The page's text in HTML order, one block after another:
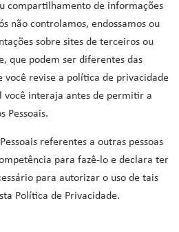
compartilhamento de informações
não controlamos, endossamos ou
sobre sites de terceiros ou
que podem ser diferentes das
você revise a política de privacidade
você interaja antes de permitir a
Pessoais.
referentes a outras pessoas
para fazê-lo e declara ter
para autorizar o uso de tais
Política de Privacidade.